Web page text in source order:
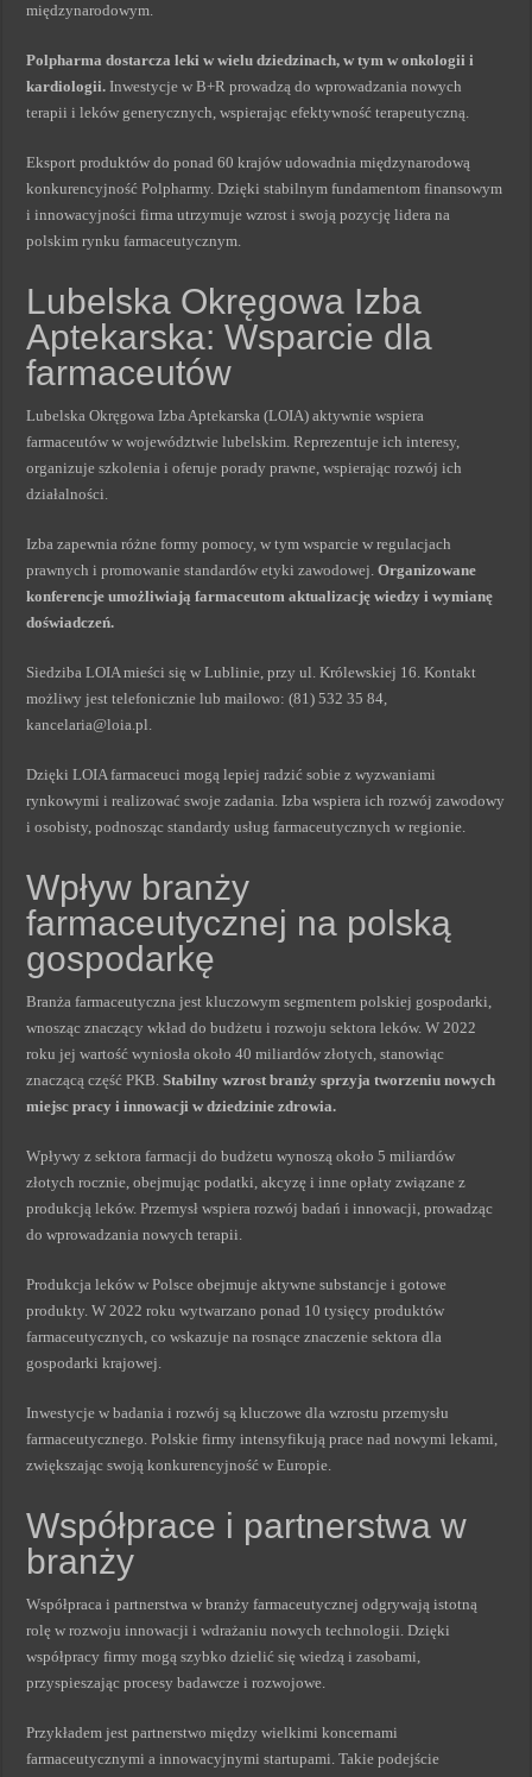
międzynarodowym.
Polpharma dostarcza leki w wielu dziedzinach, w tym w onkologii i
kardiologii. Inwestycje w B+R prowadzą do wprowadzania nowych
terapii i leków generycznych, wspierając efektywność terapeutyczną.
Eksport produktów do ponad 60 krajów udowadnia międzynarodową
konkurencyjność Polpharmy. Dzięki stabilnym fundamentom finansowym
i innowacyjności firma utrzymuje wzrost i swoją pozycję lidera na
polskim rynku farmaceutycznym.
Lubelska Okręgowa Izba
Aptekarska: Wsparcie dla
farmaceutów
Lubelska Okręgowa Izba Aptekarska (LOIA) aktywnie wspiera
farmaceutów w województwie lubelskim. Reprezentuje ich interesy,
organizuje szkolenia i oferuje porady prawne, wspierając rozwój ich
działalności.
Izba zapewnia różne formy pomocy, w tym wsparcie w regulacjach
prawnych i promowanie standardów etyki zawodowej.Organizowane
konferencje umożliwiają farmaceutom aktualizację wiedzy i wymianę
doświadczeń.
Siedziba LOIA mieści się w Lublinie, przy ul. Królewskiej 16. Kontakt
możliwy jest telefonicznie lub mailowo: (81) 532 35 84,
kancelaria@loia.pl.
Dzięki LOIA farmaceuci mogą lepiej radzić sobie z wyzwaniami
rynkowymi i realizować swoje zadania. Izba wspiera ich rozwój zawodowy
i osobisty, podnosząc standardy usług farmaceutycznych w regionie.
Wpływ branży
farmaceutycznej na polską
gospodarkę
Branża farmaceutyczna jest kluczowym segmentem polskiej gospodarki,
wnosząc znaczący wkład do budżetu i rozwoju sektora leków. W 2022
roku jej wartość wyniosła około 40 miliardów złotych, stanowiąc
znaczącą część PKB.Stabilny wzrost branży sprzyja tworzeniu nowych
miejsc pracy i innowacji w dziedzinie zdrowia.
Wpływy z sektora farmacji do budżetu wynoszą około 5 miliardów
złotych rocznie, obejmując podatki, akcyzę i inne opłaty związane z
produkcją leków. Przemysł wspiera rozwój badań i innowacji, prowadząc
do wprowadzania nowych terapii.
Produkcja leków w Polsce obejmuje aktywne substancje i gotowe
produkty. W 2022 roku wytwarzano ponad 10 tysięcy produktów
farmaceutycznych, co wskazuje na rosnące znaczenie sektora dla
gospodarki krajowej.
Inwestycje w badania i rozwój są kluczowe dla wzrostu przemysłu
farmaceutycznego. Polskie firmy intensyfikują prace nad nowymi lekami,
zwiększając swoją konkurencyjność w Europie.
Współprace i partnerstwa w
branży
Współpraca i partnerstwa w branży farmaceutycznej odgrywają istotną
rolę w rozwoju innowacji i wdrażaniu nowych technologii. Dzięki
współpracy firmy mogą szybko dzielić się wiedzą i zasobami,
przyspieszając procesy badawcze i rozwojowe.
Przykładem jest partnerstwo między wielkimi koncernami
farmaceutycznymi a innowacyjnymi startupami. Takie podejście